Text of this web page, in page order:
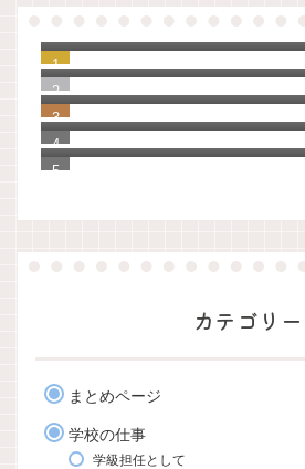
に決めました。
知らなかった！教員の夏季
つしかない。
【ゼロ秒思考】自分を大切
なる100の質問
「Evernote」から「
手帳とノートを移行してわ
カテゴリー
まとめページ
学校の仕事
学級担任として